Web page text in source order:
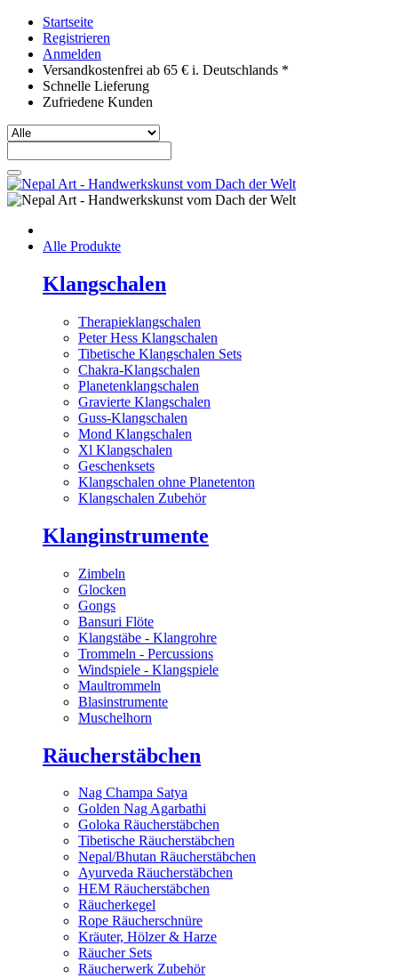
Startseite
Registrieren
Anmelden
Versandkostenfrei ab 65 € i. Deutschlands *
Schnelle Lieferung
Zufriedene Kunden
Alle Produkte
Klangschalen
Therapieklangschalen
Peter Hess Klangschalen
Tibetische Klangschalen Sets
Chakra-Klangschalen
Planetenklangschalen
Gravierte Klangschalen
Guss-Klangschalen
Mond Klangschalen
Xl Klangschalen
Geschenksets
Klangschalen ohne Planetenton
Klangschalen Zubehör
Klanginstrumente
Zimbeln
Glocken
Gongs
Bansuri Flöte
Klangstäbe - Klangrohre
Trommeln - Percussions
Windspiele - Klangspiele
Maultrommeln
Blasinstrumente
Muschelhorn
Räucherstäbchen
Nag Champa Satya
Golden Nag Agarbathi
Goloka Räucherstäbchen
Tibetische Räucherstäbchen
Nepal/Bhutan Räucherstäbchen
Ayurveda Räucherstäbchen
HEM Räucherstäbchen
Räucherkegel
Rope Räucherschnüre
Kräuter, Hölzer & Harze
Räucher Sets
Räucherwerk Zubehör